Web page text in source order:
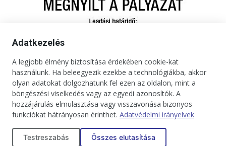
Kapcsolat Impresszum Médiaajánlat
Jogi tudnivalók
Adatkezelés
A legjobb élmény biztosítása érdekében cookie-kat
használunk. Ha beleegyezik ezekbe a technológiákba, akkor
olyan adatokat dolgozhatunk fel ezen az oldalon, mint a
böngészési viselkedés vagy az egyedi azonosítók. A
hozzájárulás elmulasztása vagy visszavonása bizonyos
funkciókat hátrányosan érinthet. Adatvédelmi irányelvek
Testreszabás Összes elutasítása